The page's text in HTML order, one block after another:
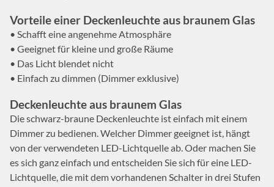
Vorteile einer Deckenleuchte aus braunem Glas
• Schafft eine angenehme Atmosphäre
• Geeignet für kleine und große Räume
• Das Licht blendet nicht
• Einfach zu dimmen (Dimmer exklusive)
Deckenleuchte aus braunem Glas
Die schwarz-braune Deckenleuchte ist einfach mit einem
Dimmer zu bedienen. Welcher Dimmer geeignet ist, hängt
von der verwendeten LED-Lichtquelle ab. Oder machen Sie
es sich ganz einfach und entscheiden Sie sich für eine LED-
Lichtquelle, die mit dem vorhandenen Schalter in drei Stufen